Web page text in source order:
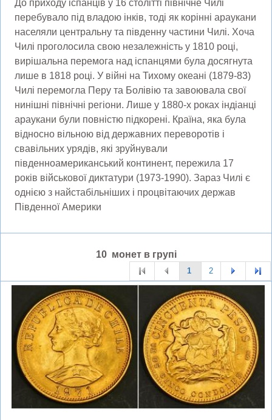
До приходу іспанців у 16 ​​столітті північне Чилі
перебувало під владою інків, тоді як корінні араукани
населяли центральну та південну частини Чилі. Хоча
Чилі проголосила свою незалежність у 1810 році,
вирішальна перемога над іспанцями була досягнута
лише в 1818 році. У війні на Тихому океані (1879-83)
Чилі перемогла Перу та Болівію та завоювала свої
нинішні північні регіони. Лише у 1880-х роках індіанці
араукани були повністю підкорені. Країна, яка була
відносно вільною від державних переворотів і
свавільних урядів, які зруйнували
південноамериканський континент, пережила 17
років військової диктатури (1973-1990). Зараз Чилі є
однією з найстабільніших і процвітаючих держав
Південної Америки
10 монет в групі
1 2